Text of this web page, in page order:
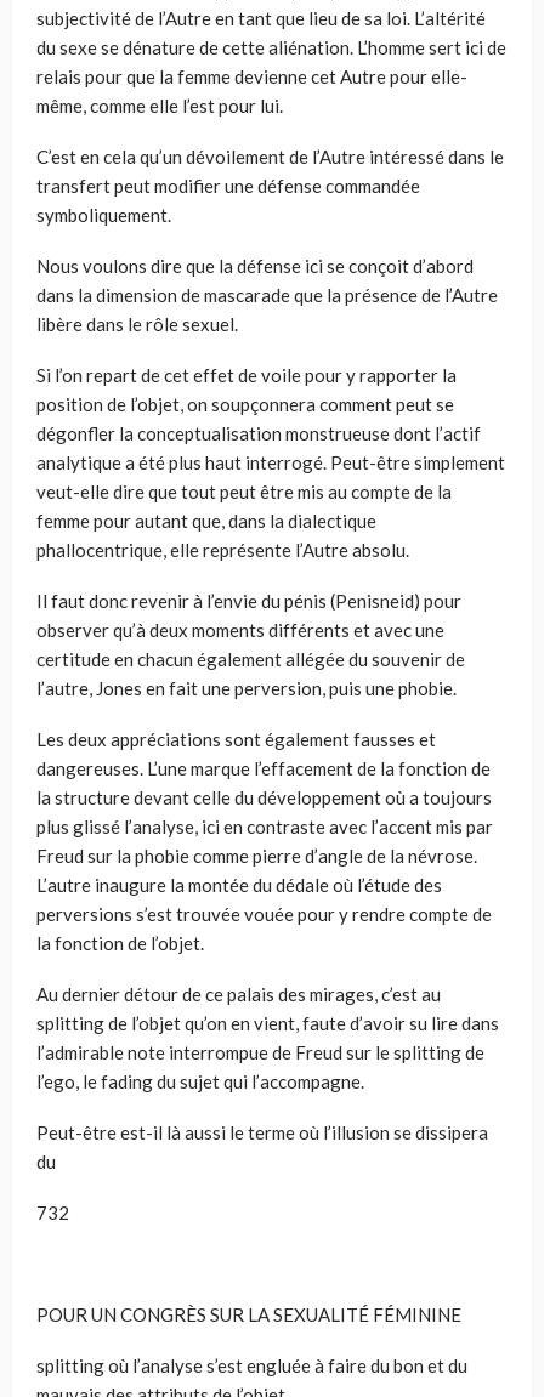
subjectivité de l’Autre en tant que lieu de sa loi. L’altérité
du sexe se dénature de cette aliénation. L’homme sert ici de
relais pour que la femme devienne cet Autre pour elle-
même, comme elle l’est pour lui.
C’est en cela qu’un dévoilement de l’Autre intéressé dans le
transfert peut modifier une défense commandée
symboliquement.
Nous voulons dire que la défense ici se conçoit d’abord
dans la dimension de mascarade que la présence de l’Autre
libère dans le rôle sexuel.
Si l’on repart de cet effet de voile pour y rapporter la
position de l’objet, on soupçonnera comment peut se
dégonfler la conceptualisation monstrueuse dont l’actif
analytique a été plus haut interrogé. Peut-être simplement
veut-elle dire que tout peut être mis au compte de la
femme pour autant que, dans la dialectique
phallocentrique, elle représente l’Autre absolu.
Il faut donc revenir à l’envie du pénis (Penisneid) pour
observer qu’à deux moments différents et avec une
certitude en chacun également allégée du souvenir de
l’autre, Jones en fait une perversion, puis une phobie.
Les deux appréciations sont également fausses et
dangereuses. L’une marque l’effacement de la fonction de
la structure devant celle du développement où a toujours
plus glissé l’analyse, ici en contraste avec l’accent mis par
Freud sur la phobie comme pierre d’angle de la névrose.
L’autre inaugure la montée du dédale où l’étude des
perversions s’est trouvée vouée pour y rendre compte de
la fonction de l’objet.
Au dernier détour de ce palais des mirages, c’est au
splitting de l’objet qu’on en vient, faute d’avoir su lire dans
l’admirable note interrompue de Freud sur le splitting de
l’ego, le fading du sujet qui l’accompagne.
Peut-être est-il là aussi le terme où l’illusion se dissipera
du
732
POUR UN CONGRÈS SUR LA SEXUALITÉ FÉMININE
splitting où l’analyse s’est engluée à faire du bon et du